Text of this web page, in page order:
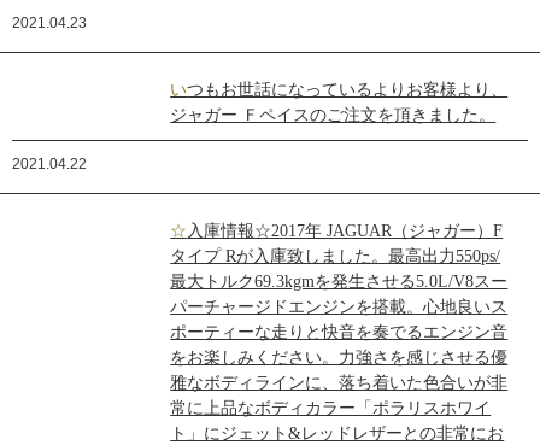
2021.04.23
いつもお世話になっているよりお客様より、
ジャガー Ｆペイスのご注文を頂きました。
2021.04.22
☆入庫情報☆2017年 JAGUAR（ジャガー）F
タイプ Rが入庫致しました。最高出力550ps/
最大トルク69.3kgmを発生させる5.0L/V8スー
パーチャージドエンジンを搭載。心地良いス
ポーティーな走りと快音を奏でるエンジン音
をお楽しみください。力強さを感じさせる優
雅なボディラインに、落ち着いた色合いが非
常に上品なボディカラー「ポラリスホワイ
ト」にジェット&レッドレザーとの非常にお